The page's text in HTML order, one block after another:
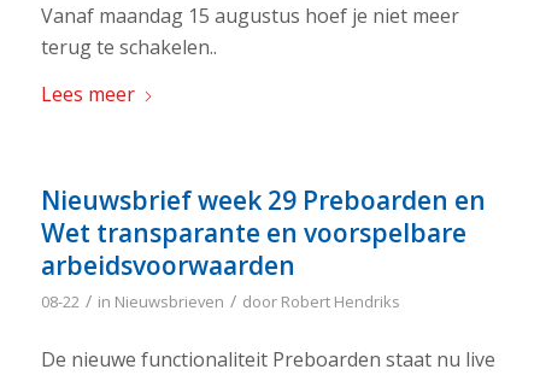
Vanaf maandag 15 augustus hoef je niet meer
terug te schakelen..
Lees meer
Nieuwsbrief week 29 Preboarden en
Wet transparante en voorspelbare
arbeidsvoorwaarden
08-22 / in Nieuwsbrieven / door Robert Hendriks
De nieuwe functionaliteit Preboarden staat nu live